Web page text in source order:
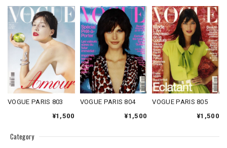
Category
VOGUE PARIS 803
¥1,500
VOGUE PARIS 804
¥1,500
VOGUE PARIS 805
¥1,500